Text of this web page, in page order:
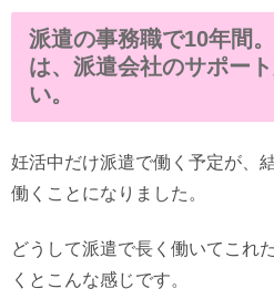
派遣の事務職で10年間
は、派遣会社のサポー
い。
妊活中だけ派遣で働く予定が、
働くことになりました。
どうして派遣で長く働いてこれ
くとこんな感じです。